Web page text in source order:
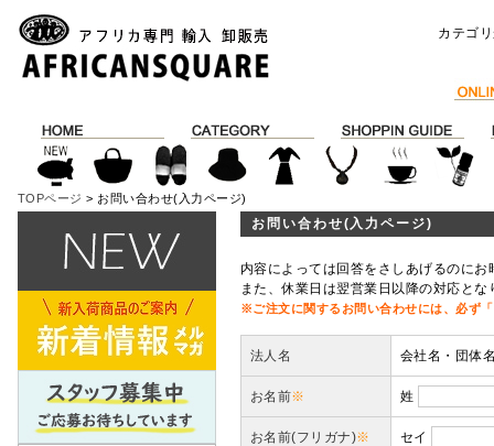
カテゴ
TOPページ > お問い合わせ(入力ページ)
お問い合わせ(入力ページ)
内容によっては回答をさしあげるのに
また、休業日は翌営業日以降の対応と
※ご注文に関するお問い合わせには、必ず
法人名 会社名・団体
お名前※ 姓
お名前(フリガナ)※ セイ